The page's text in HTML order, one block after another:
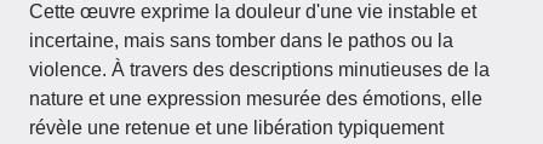
Cette œuvre exprime la douleur d'une vie instable et
incertaine, mais sans tomber dans le pathos ou la
violence. À travers des descriptions minutieuses de la
nature et une expression mesurée des émotions, elle
révèle une retenue et une libération typiquement